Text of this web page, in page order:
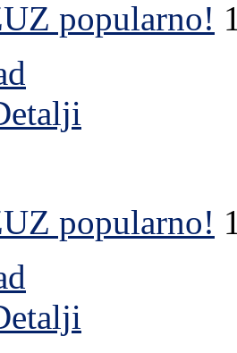
popularno!
popularno!